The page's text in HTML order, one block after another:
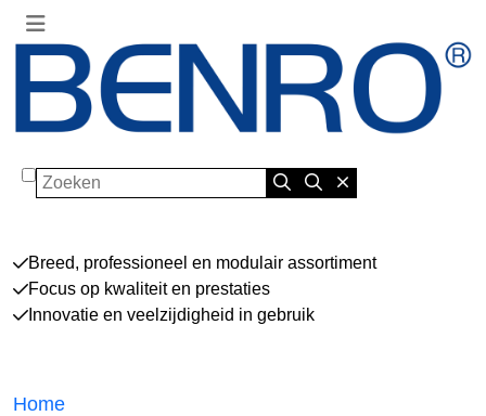
Zoeken
Breed, professioneel en modulair assortiment
Focus op kwaliteit en prestaties
Innovatie en veelzijdigheid in gebruik
Home